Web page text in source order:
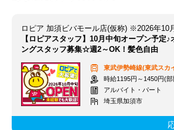
【ロピアスタッフ】10月中旬オープン予定♪
ングスタッフ募集☆週2～OK！髪色自由
東武伊勢崎線(東武スカ
時給1195円～1450円(部門に
アルバイト・パート
埼玉県加須市